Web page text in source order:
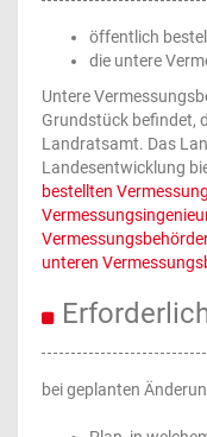
öffentlich
die untere
Untere
Grundstück befindet,
Landratsamt. Das
Landesentwicklung
bestellten
unteren
bei geplanten